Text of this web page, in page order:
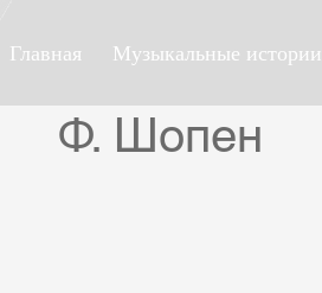
Главная Музыкальные истории
Ф. Шопен